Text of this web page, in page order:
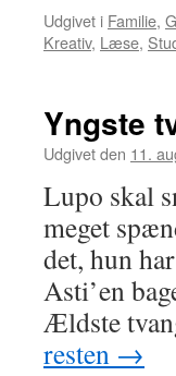
Udgivet i Familie,
Kreativ, Læse,
Yngste
Udgivet den 11.
Lupo skal
meget
det, hun
Asti’en
Ældste
resten →